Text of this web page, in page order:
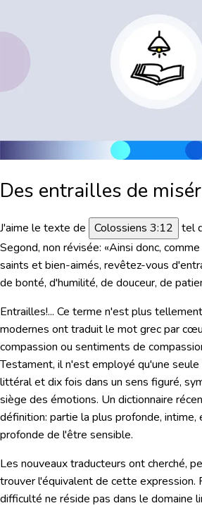
Des entrailles de
J'aime le texte de Colossiens 3:12 tel
Segond, non révisée: «Ainsi donc,
saints et bien-aimés, revêtez-vous
de bonté, d'humilité, de douceur, de
Entrailles!... Ce terme n'est plus
modernes ont traduit le mot grec par
compassion ou sentiments de
Testament, il n'est employé qu'une
littéral et dix fois dans un sens figuré,
siège des émotions. Un dictionnaire
définition: partie la plus profonde, intime,
profonde de l'être sensible.
Les nouveaux traducteurs ont cherché,
trouver l'équivalent de cette expression.
difficulté ne réside pas dans le domaine